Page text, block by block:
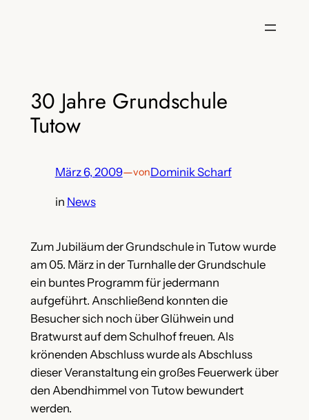
30 Jahre Grundschule
Tutow
März 6, 2009—vonDominik Scharf
in News
Zum Jubiläum der Grundschule in Tutow wurde
am 05. März in der Turnhalle der Grundschule
ein buntes Programm für jedermann
aufgeführt. Anschließend konnten die
Besucher sich noch über Glühwein und
Bratwurst auf dem Schulhof freuen. Als
krönenden Abschluss wurde als Abschluss
dieser Veranstaltung ein großes Feuerwerk über
den Abendhimmel von Tutow bewundert
werden.